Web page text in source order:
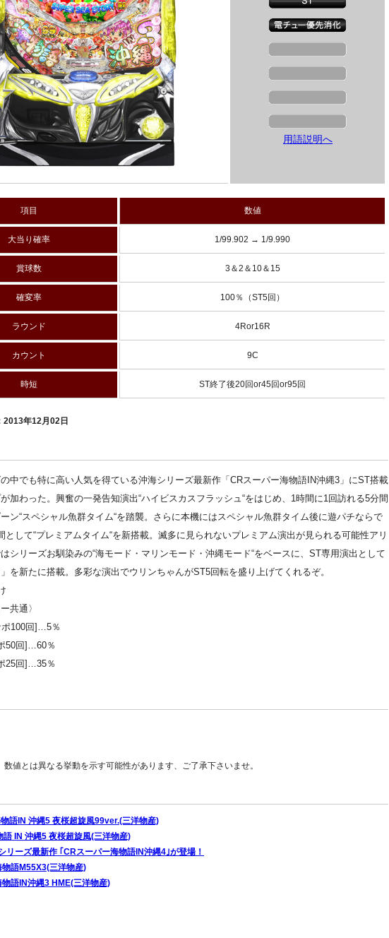
用語説明へ
項目 数値
大当り確率 1/99.902 → 1/9.990
賞球数 3＆2＆10＆15
確変率 100％（ST5回）
ラウンド 4Ror16R
カウント 9C
時短 ST終了後20回or45回or95回
2013年12月02日
中でも特に高い人気を得ている沖海シリーズ最新作「CRスーパー海物語IN沖縄3」にST搭載
加わった。興奮の一発告知演出“ハイビスカスフラッシュ“をはじめ、1時間に1回訪れる5分間
ン“スペシャル魚群タイム“を踏襲。さらに本機にはスペシャル魚群タイム後に遊パチならで
として“プレミアムタイム“を新搭載。滅多に見られないプレミアム演出が見られる可能性アリ
シリーズお馴染みの“海モード・マリンモード・沖縄モード“をベースに、ST専用演出として
」を新たに搭載。多彩な演出でウリンちゃんがST5回転を盛り上げてくれるぞ。
共通〉
ポ100回]…5％
50回]…60％
25回]…35％
値とは異なる挙動を示す可能性があります、ご了承下さいませ。
語IN 沖縄5 夜桜超旋風99ver.(三洋物産)
語 IN 沖縄5 夜桜超旋風(三洋物産)
リーズ最新作 ｢CRスーパー海物語IN沖縄4｣が登場！
語M55X3(三洋物産)
語IN沖縄3 HME(三洋物産)